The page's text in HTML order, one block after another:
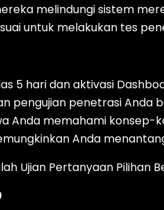
melindungi sistem
untuk melakukan tes
5 hari dan aktivasi
pengujian penetrasi Anda
Anda memahami konsep-
Anda menantang
Ujian Pertanyaan Pilihan